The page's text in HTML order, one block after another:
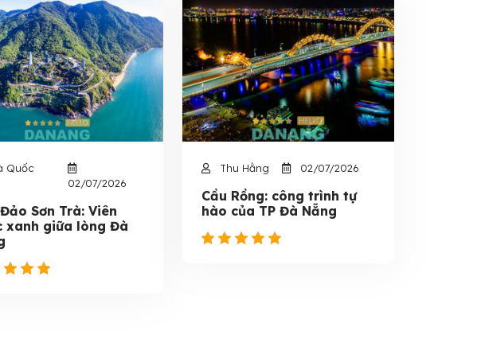
Quốc
02/07/2026
Sơn Trà: Viên
xanh giữa lòng Đà
Thu Hằng 02/07/2026
Cầu Rồng: công trình tự
hào của TP Đà Nẵng